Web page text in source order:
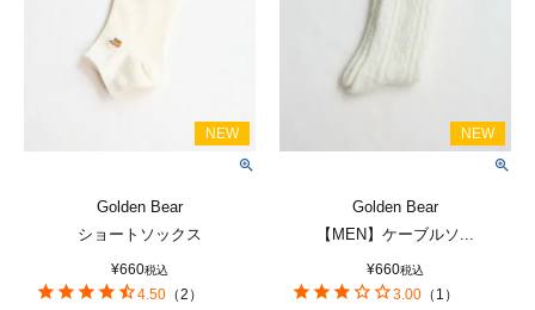
Golden Bear
ショートソックス
¥660税込
4.50 （2 ）
Golden Bear
【MEN】ケーブルソ...
¥660税込
3.00 （ 1 ）